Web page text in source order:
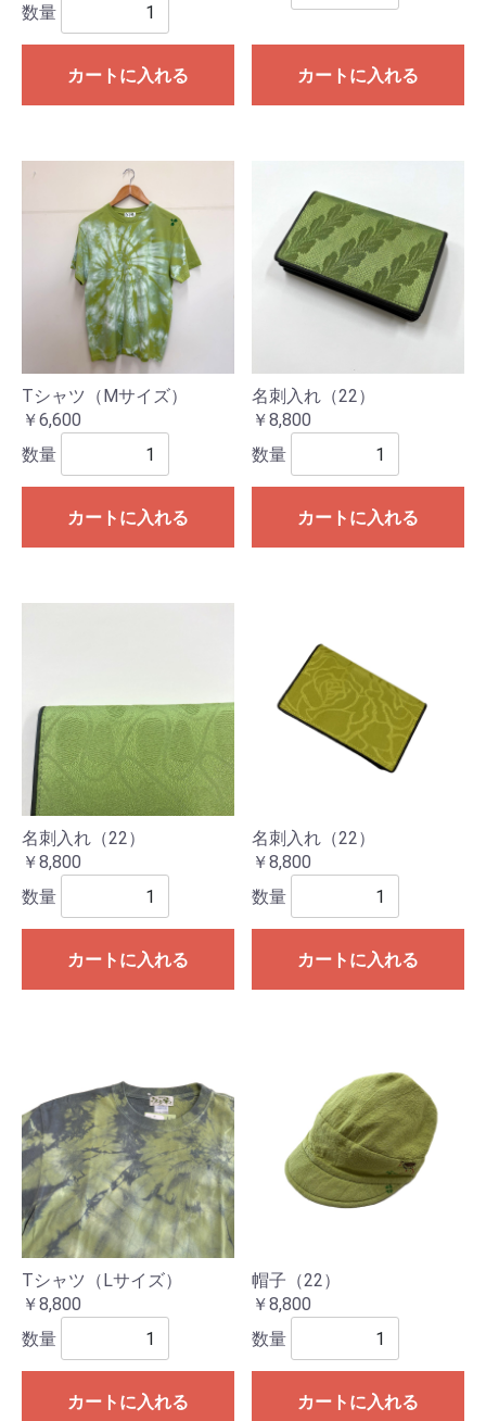
数量
カートに入れる カートに入れる
Tシャツ（Mサイズ）
￥6,600
数量
カートに入れる
名刺入れ（22）
￥8,800
数量
カートに入れる
名刺入れ（22）
￥8,800
数量
カートに入れる
名刺入れ（22）
￥8,800
数量
カートに入れる
Tシャツ（Lサイズ）
￥8,800
数量
カートに入れる
帽子（22）
￥8,800
数量
カートに入れる